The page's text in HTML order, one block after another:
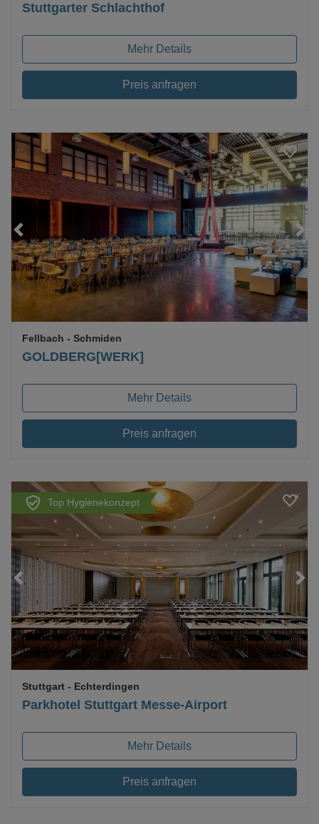
Stuttgarter Schlachthof
Mehr Details
Preis anfragen
Loading...
GOLDBERG[WERK]
Fellbach - Schmiden
Mehr Details
Preis anfragen
Top Hygienekonzept
Loading...
Parkhotel Stuttgart Messe-Airport
Stuttgart - Echterdingen
Mehr Details
Preis anfragen